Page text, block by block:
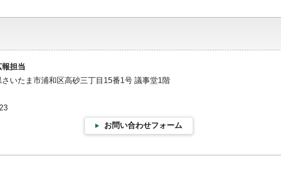
報担当
いたま市浦和区高砂三丁目15番1号 議事堂1階
お問い合わせフォーム